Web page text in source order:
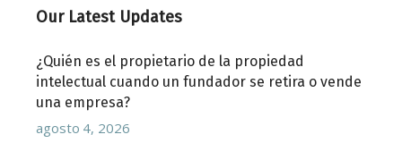
Our Latest Updates
¿Quién es el propietario de la propiedad
intelectual cuando un fundador se retira o vende
una empresa?
agosto 4, 2026